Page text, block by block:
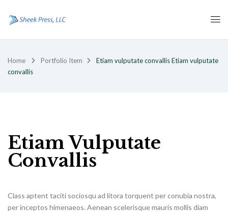
Home Portfolio Item Etiam vulputate convallisEtiam vulputate
convallis
Etiam Vulputate
Convallis
Class aptent taciti sociosqu ad litora torquent per conubia nostra,
per inceptos himenaeos. Aenean scelerisque mauris mollis diam